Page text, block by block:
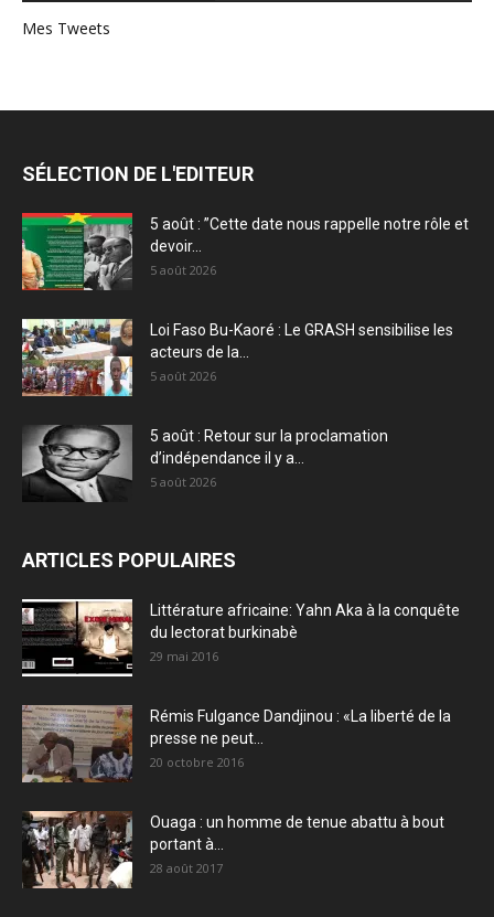
Mes Tweets
SÉLECTION DE L'EDITEUR
5 août : ”Cette date nous rappelle notre rôle et
devoir...
5 août 2026
Loi Faso Bu-Kaoré : Le GRASH sensibilise les
acteurs de la...
5 août 2026
5 août : Retour sur la proclamation
d’indépendance il y a...
5 août 2026
ARTICLES POPULAIRES
Littérature africaine: Yahn Aka à la conquête
du lectorat burkinabè
29 mai 2016
Rémis Fulgance Dandjinou : «La liberté de la
presse ne peut...
20 octobre 2016
Ouaga : un homme de tenue abattu à bout
portant à...
28 août 2017